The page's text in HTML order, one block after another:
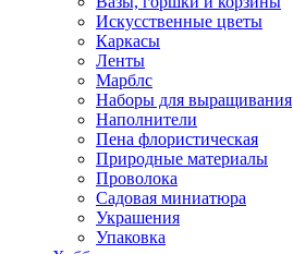
Искусственные цветы
Каркасы
Ленты
Марблс
Наборы для выращивания
Наполнители
Пена флористическая
Природные материалы
Проволока
Садовая миниатюра
Украшения
Упаковка